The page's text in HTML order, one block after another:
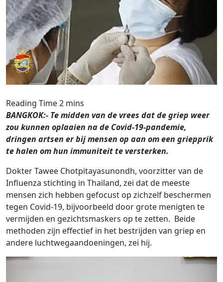
BANGKOK:- Te midden van de vrees dat de griep weer
zou kunnen oplaaien na de Covid-19-pandemie,
dringen artsen er bij mensen op aan om een ​​griepprik
te halen om hun immuniteit te versterken.
Dokter Tawee Chotpitayasunondh, voorzitter van de
Influenza stichting in Thailand, zei dat de meeste
mensen zich hebben gefocust op zichzelf beschermen
tegen Covid-19, bijvoorbeeld door grote menigten te
vermijden en gezichtsmaskers op te zetten. Beide
methoden zijn effectief in het bestrijden van griep en
andere luchtwegaandoeningen, zei hij.